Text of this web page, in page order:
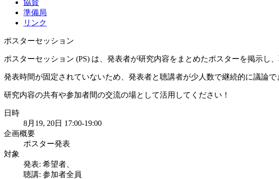
協賛
準備局
リンク
ポスターセッション
ポスターセッション (PS) は、発表者が研究内容をまとめたポスターを掲示し
発表時間が固定されていないため、発表者と聴講者が少人数で継続的に議論で
研究内容の共有や参加者間の交流の場として活用してください！
日時
8月19, 20日 17:00-19:00
企画概要
ポスター発表
対象
発表: 希望者
聴講: 参加者全員